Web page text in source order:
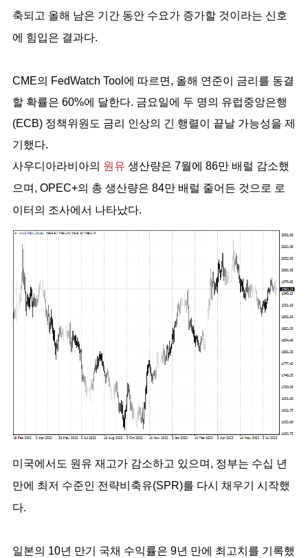
축되고 올해 남은 기간 동안 수요가 증가할 것이라는 신호
에 힘입은 결과다.
CME의 FedWatch Tool에 따르면, 올해 연준이 금리를 동결
할 확률은 60%에 달한다. 금요일에 두 명의 유럽중앙은행
(ECB) 정책위원도 금리 인상의 긴 행렬이 끝날 가능성을 제
기했다.
사우디아라비아의 원유 생산량은 7월에 86만 배럴 감소했
으며, OPEC+의 총 생산량은 84만 배럴 줄어든 것으로 로
이터의 조사에서 나타났다.
미국에서도 원유 재고가 감소하고 있으며, 정부는 수십 년
만에 최저 수준인 전략비축유(SPR)를 다시 채우기 시작했
다.
일본의 10년 만기 국채 수익률은 9년 만에 최고치를 기록했